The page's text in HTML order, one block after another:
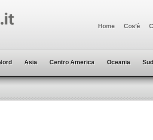
Home Cos’è
Asia Centro America Oceania